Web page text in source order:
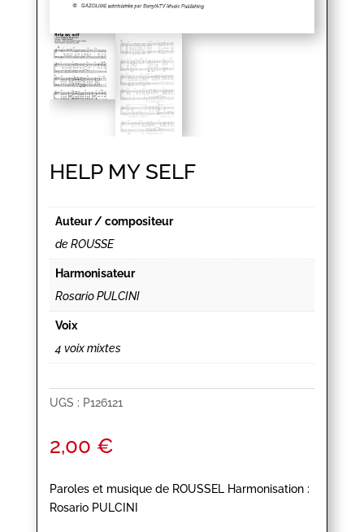
HELP MY SELF
Auteur / compositeur
de ROUSSE
Harmonisateur
Rosario PULCINI
Voix
4 voix mixtes
UGS : P126121
2,00 €
Paroles et musique de ROUSSEL Harmonisation :
Rosario PULCINI